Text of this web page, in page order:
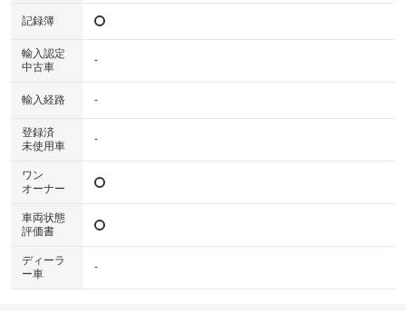
記録簿
輸入認定
中古車
-
輸入経路 -
登録済
未使用車
-
ワン
オーナー
車両状態
評価書
ディーラ
ー車
-